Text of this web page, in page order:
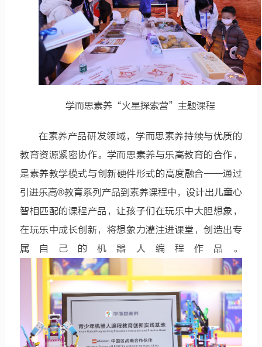
学而思素养“火星探索营”主题课程
在素养产品研发领域，学而思素养持续与优质的
教育资源紧密协作。学而思素养与乐高教育的合作，
是素养教学模式与创新硬件形式的高度融合——通过
引进乐高®教育系列产品到素养课程中，设计出儿童心
智相匹配的课程产品，让孩子们在玩乐中大胆想象，
在玩乐中成长创新，将想象力灌注进课堂，创造出专
属自己的机器人编程作品。